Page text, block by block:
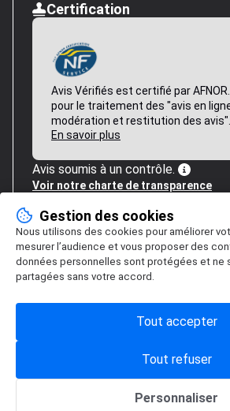
Certification
Avis Vérifiés est certifié par
pour le traitement des "avis en
modération et restitution des avis".
En savoir plus
Avis soumis à un contrôle.
Voir notre charte de transparence
Gestion des cookies
Gestion des cookies
Nous utilisons des cookies pour améliorer
mesurer l’audience et vous proposer des
données personnelles sont protégées et ne
partagées sans votre accord.
Personnaliser
Tout refuser
Tout accepter